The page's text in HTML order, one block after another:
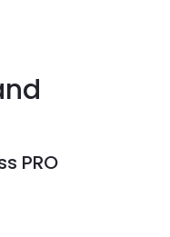
PRO